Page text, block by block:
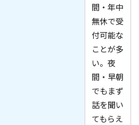
間・年中
無休で受
付可能な
ことが多
い。夜
間・早朝
でもまず
話を聞い
てもらえ